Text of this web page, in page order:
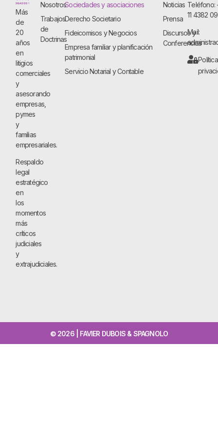
Más
de
20
años
en
litigios
comerciales
y
asesorando
empresas,
pymes
y
familias
empresariales.
Respaldo
legal
estratégico
en
los
momentos
más
críticos
judiciales
y
extrajudiciales.
Nosotros
Trabajos
de
Doctrinas
Sociedades y asociaciones
Derecho Societario
Fideicomisos y Negocios
Empresa familiar y planificación
patrimonial
Servicio Notarial y Contable
Noticias
Prensa
Discursos y
Conferencias
Teléfono:
11 4382
Mail:
© 2026 | FAVIER DUBOIS & SPAGNOLO